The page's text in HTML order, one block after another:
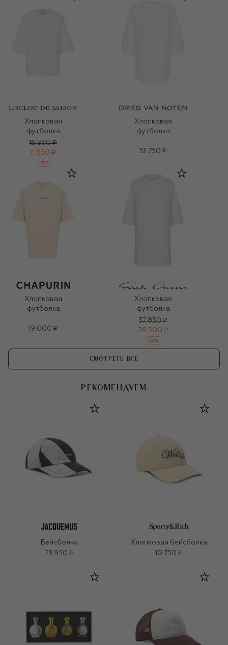
Хлопковая
футболка
16 950 ₽
11 850 ₽
-30%
Хлопковая
футболка
33 750 ₽
Хлопковая
футболка
19 000 ₽
Хлопковая
футболка
37 850 ₽
26 500 ₽
-30%
СМОТРЕТЬ ВСЕ
РЕКОМЕНДУЕМ
Бейсболка
23 950 ₽
Хлопковая бейсболка
10 750 ₽